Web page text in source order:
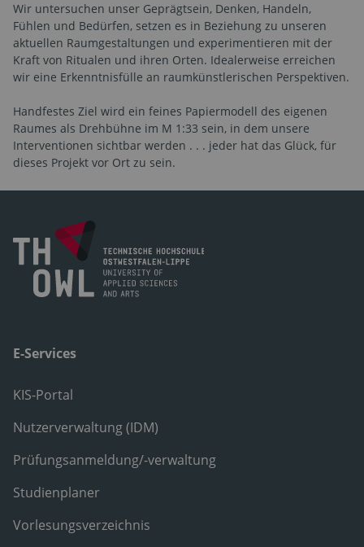
Wir untersuchen unser Geprägtsein, Denken, Handeln,
Fühlen und Bedürfen, setzen es in Beziehung zu unseren
aktuellen Raumgestaltungen und experimentieren mit der
Kraft von Ritualen und ihren Orten. Idealerweise erreichen
wir eine Erkenntnisfülle an raumkünstlerischen Perspektiven.
Handfestes Ziel wird ein feines Papiermodell des eigenen
Raumes als Drehbühne im M 1:33 sein, in dem unsere
Interventionen sichtbar werden . . . jeder hat das Glück, für
dieses Projekt vor Ort zu sein.
E-Services
KIS-Portal
Nutzerverwaltung (IDM)
Prüfungsanmeldung/-verwaltung
Studienplaner
Vorlesungsverzeichnis